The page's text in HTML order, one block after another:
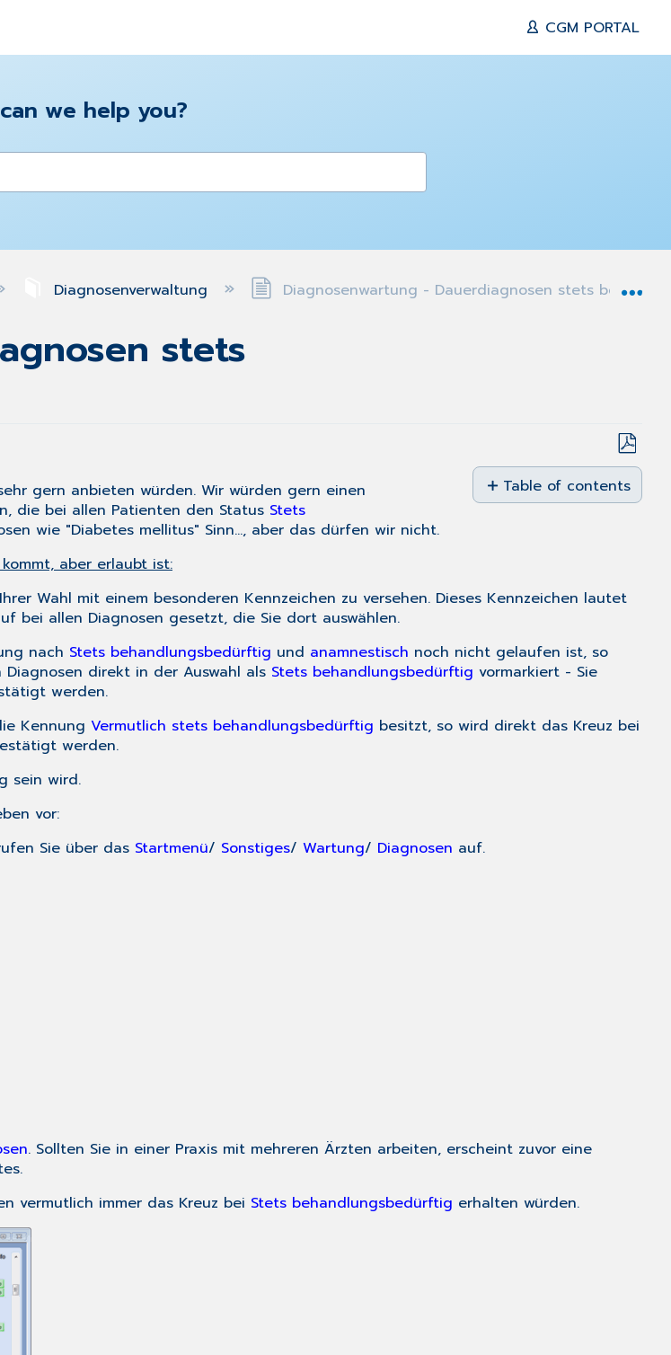
CGM PORTAL
we help you?
Diagnosenverwaltung Diagnosenwartung - Dauerdiagnosen stets
stets
Save
as
PDF
Table of contents
No
gern anbieten würden. Wir würden gern einen
die bei allen Patienten den Status Stets
wie "Diabetes mellitus" Sinn..., aber das dürfen wir nicht.
aber erlaubt ist:
Wahl mit einem besonderen Kennzeichen zu versehen. Dieses Kennzeichen lautet
bei allen Diagnosen gesetzt, die Sie dort auswählen.
nach Stets behandlungsbedürftig und anamnestisch noch nicht gelaufen ist, so
direkt in der Auswahl als Stets behandlungsbedürftig vormarkiert - Sie
werden.
Kennung Vermutlich stets behandlungsbedürftig besitzt, so wird direkt das Kreuz bei
werden.
sein wird.
vor:
Sie über das Startmenü/ Sonstiges/ Wartung/ Diagnosen auf.
. Sollten Sie in einer Praxis mit mehreren Ärzten arbeiten, erscheint zuvor eine
vermutlich immer das Kreuz bei Stets behandlungsbedürftig erhalten würden.